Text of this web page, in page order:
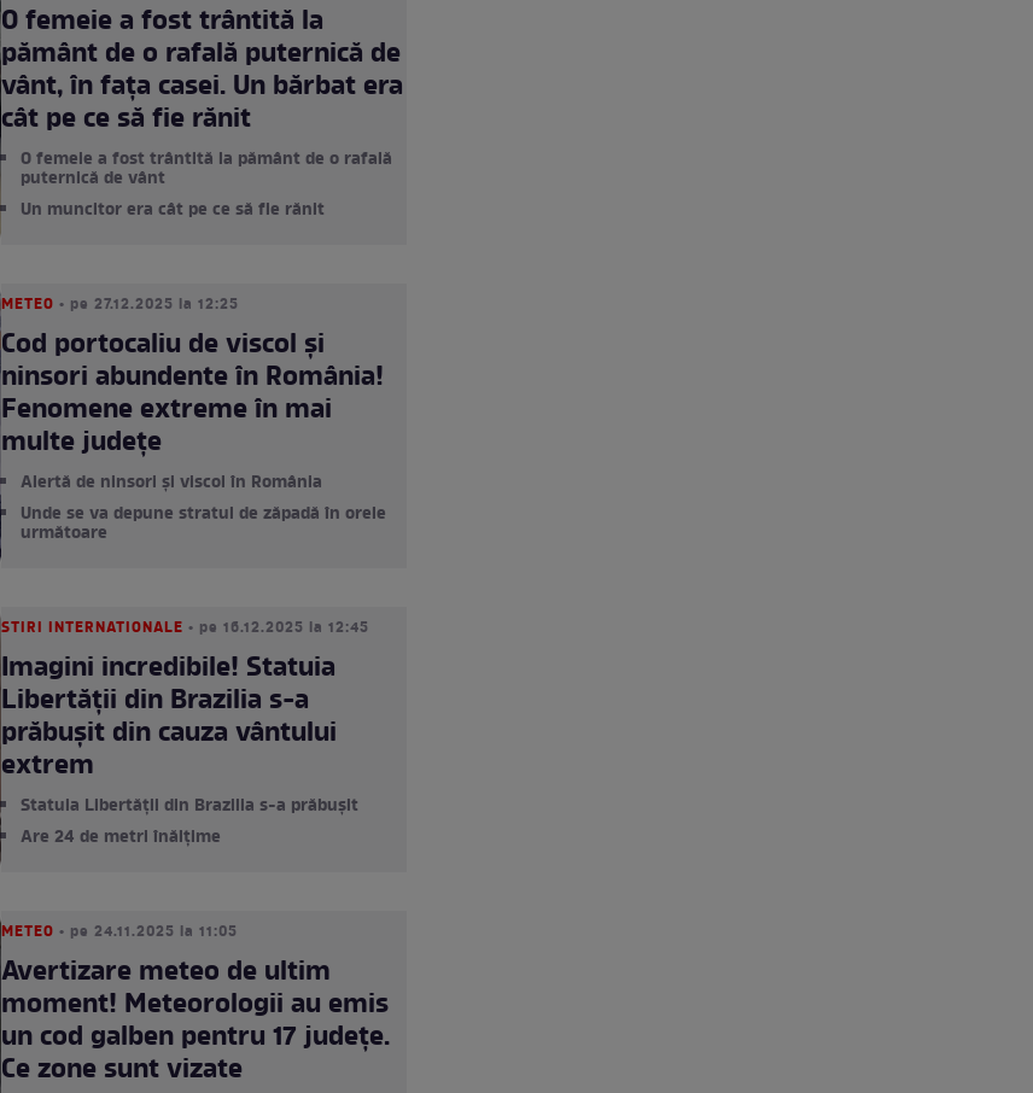
O femeie a fost trântită la
pământ de o rafală puternică de
vânt, în fața casei. Un bărbat era
cât pe ce să fie rănit
O femeie a fost trântită la pământ de o rafală
puternică de vânt
Un muncitor era cât pe ce să fie rănit
METEO • pe 27.12.2025 la 12:25
Cod portocaliu de viscol și
ninsori abundente în România!
Fenomene extreme în mai
multe județe
Alertă de ninsori și viscol în România
Unde se va depune stratul de zăpadă în orele
următoare
STIRI INTERNATIONALE • pe 16.12.2025 la 12:45
Imagini incredibile! Statuia
Libertății din Brazilia s-a
prăbușit din cauza vântului
extrem
Statuia Libertății din Brazilia s-a prăbușit
Are 24 de metri înălțime
METEO • pe 24.11.2025 la 11:05
Avertizare meteo de ultim
moment! Meteorologii au emis
un cod galben pentru 17 județe.
Ce zone sunt vizate